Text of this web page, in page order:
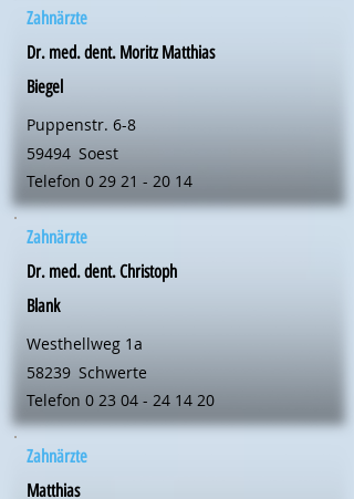
Zahnärzte
Dr. med. dent. Moritz Matthias
Biegel
Puppenstr. 6-8
59494 Soest
Telefon 0 29 21 - 20 14
Zahnärzte
Dr. med. dent. Christoph
Blank
Westhellweg 1a
58239 Schwerte
Telefon 0 23 04 - 24 14 20
Zahnärzte
Matthias